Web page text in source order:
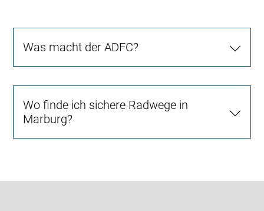
Was macht der ADFC?
Wo finde ich sichere Radwege in
Marburg?